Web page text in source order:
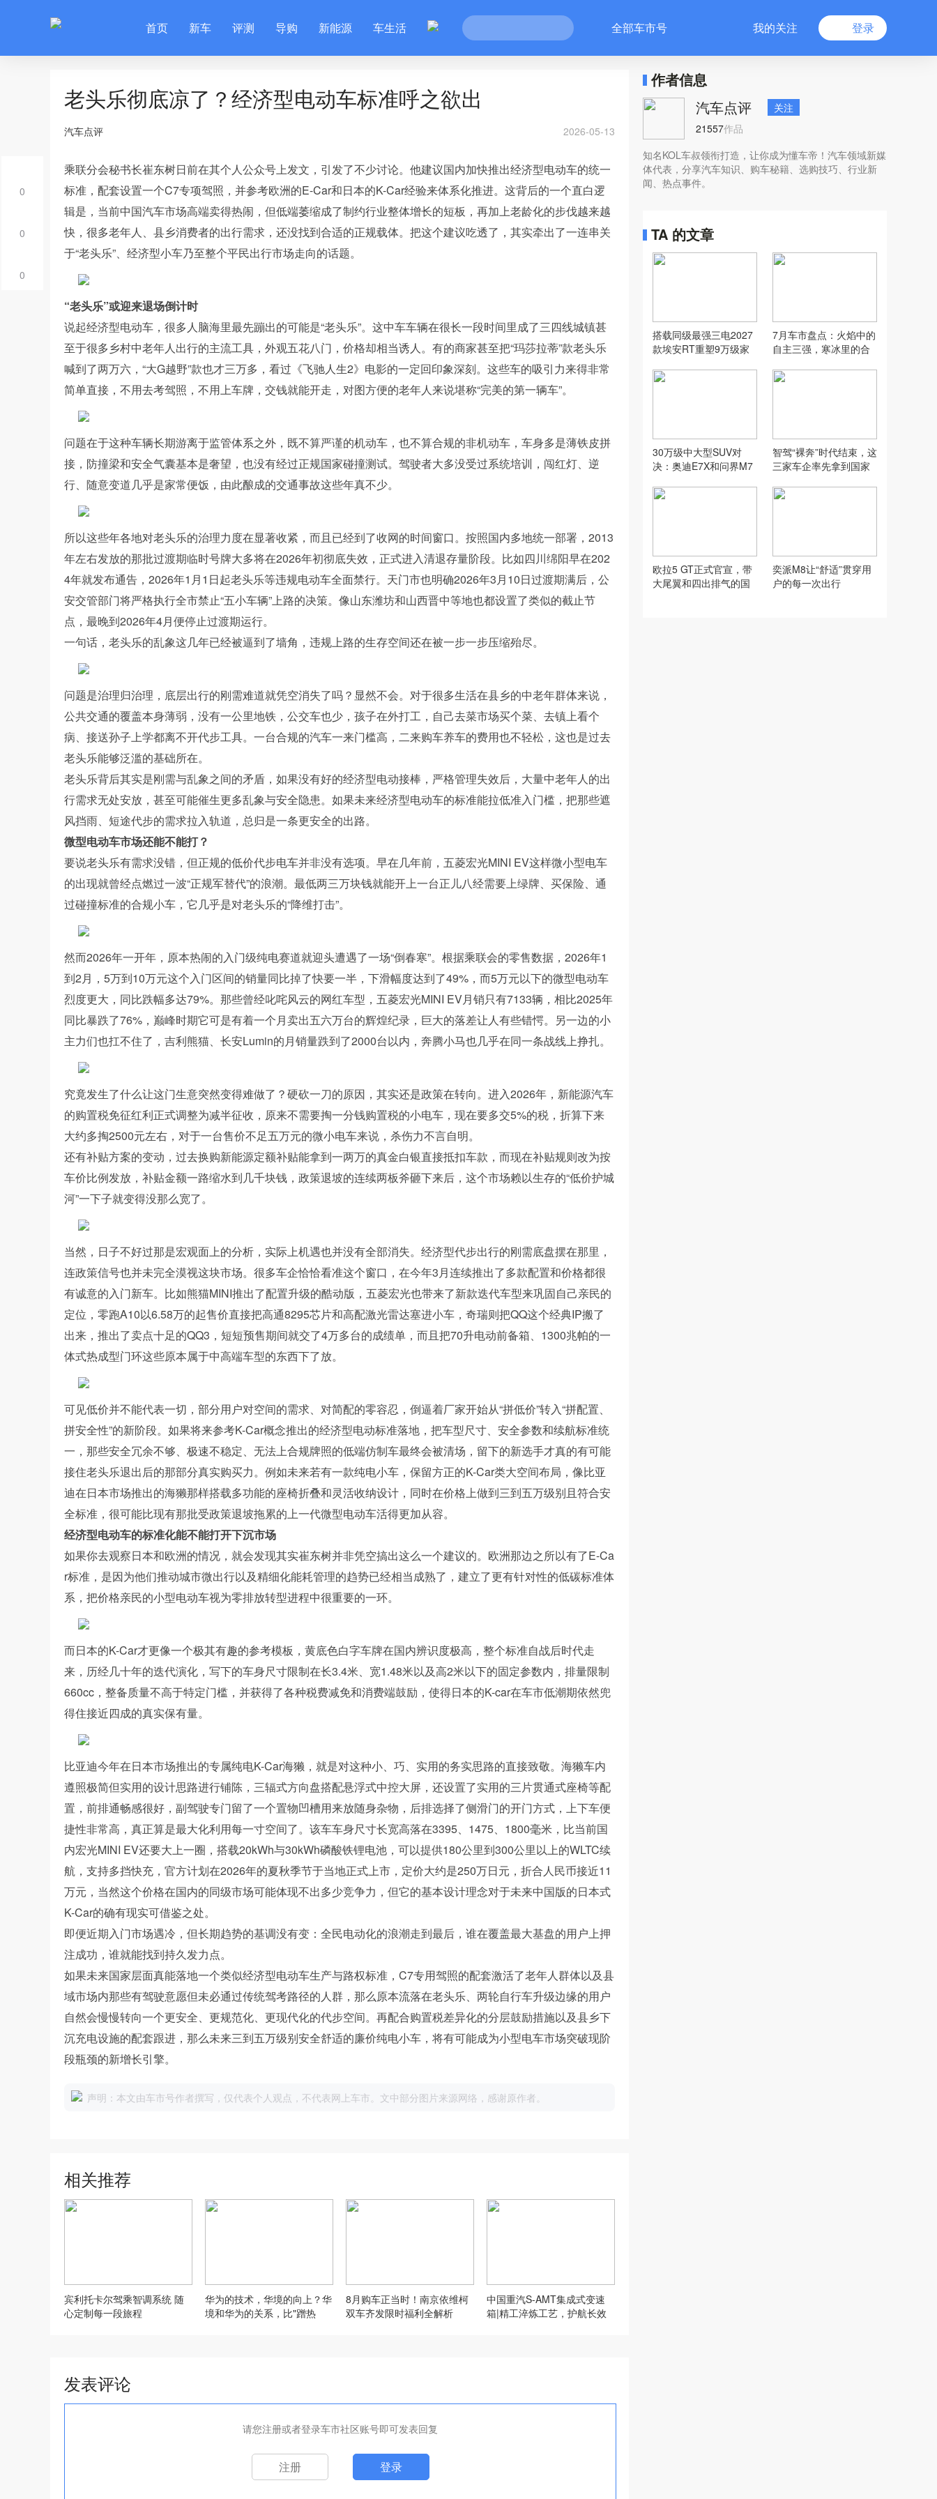
首页 新车 评测 导购 新能源 车生活 全部车市号 我的关注 登录
0
0
0
老头乐彻底凉了？经济型电动车标准呼之欲出
汽车点评 2026-05-13
乘联分会秘书长崔东树日前在其个人公众号上发文，引发了不少讨论。他建议国内加快推出经济型电动车的统一
标准，配套设置一个C7专项驾照，并参考欧洲的E-Car和日本的K-Car经验来体系化推进。这背后的一个直白逻
辑是，当前中国汽车市场高端卖得热闹，但低端萎缩成了制约行业整体增长的短板，再加上老龄化的步伐越来越
快，很多老年人、县乡消费者的出行需求，还没找到合适的正规载体。把这个建议吃透了，其实牵出了一连串关
于“老头乐”、经济型小车乃至整个平民出行市场走向的话题。
“老头乐”或迎来退场倒计时
说起经济型电动车，很多人脑海里最先蹦出的可能是“老头乐”。这中车车辆在很长一段时间里成了三四线城镇甚
至于很多乡村中老年人出行的主流工具，外观五花八门，价格却相当诱人。有的商家甚至把“玛莎拉蒂”款老头乐
喊到了两万六，“大G越野”款也才三万多，看过《飞驰人生2》电影的一定回印象深刻。这些车的吸引力来得非常
简单直接，不用去考驾照，不用上车牌，交钱就能开走，对图方便的老年人来说堪称“完美的第一辆车”。
问题在于这种车辆长期游离于监管体系之外，既不算严谨的机动车，也不算合规的非机动车，车身多是薄铁皮拼
接，防撞梁和安全气囊基本是奢望，也没有经过正规国家碰撞测试。驾驶者大多没受过系统培训，闯红灯、逆
行、随意变道几乎是家常便饭，由此酿成的交通事故这些年真不少。
所以这些年各地对老头乐的治理力度在显著收紧，而且已经到了收网的时间窗口。按照国内多地统一部署，2013
年左右发放的那批过渡期临时号牌大多将在2026年初彻底失效，正式进入清退存量阶段。比如四川绵阳早在202
4年就发布通告，2026年1月1日起老头乐等违规电动车全面禁行。天门市也明确2026年3月10日过渡期满后，公
安交管部门将严格执行全市禁止“五小车辆”上路的决策。像山东潍坊和山西晋中等地也都设置了类似的截止节
点，最晚到2026年4月便停止过渡期运行。
一句话，老头乐的乱象这几年已经被逼到了墙角，违规上路的生存空间还在被一步一步压缩殆尽。
问题是治理归治理，底层出行的刚需难道就凭空消失了吗？显然不会。对于很多生活在县乡的中老年群体来说，
公共交通的覆盖本身薄弱，没有一公里地铁，公交车也少，孩子在外打工，自己去菜市场买个菜、去镇上看个
病、接送孙子上学都离不开代步工具。一台合规的汽车一来门槛高，二来购车养车的费用也不轻松，这也是过去
老头乐能够泛滥的基础所在。
老头乐背后其实是刚需与乱象之间的矛盾，如果没有好的经济型电动接棒，严格管理失效后，大量中老年人的出
行需求无处安放，甚至可能催生更多乱象与安全隐患。如果未来经济型电动车的标准能拉低准入门槛，把那些遮
风挡雨、短途代步的需求拉入轨道，总归是一条更安全的出路。
微型电动车市场还能不能打？
要说老头乐有需求没错，但正规的低价代步电车并非没有选项。早在几年前，五菱宏光MINI EV这样微小型电车
的出现就曾经点燃过一波“正规军替代”的浪潮。最低两三万块钱就能开上一台正儿八经需要上绿牌、买保险、通
过碰撞标准的合规小车，它几乎是对老头乐的“降维打击”。
然而2026年一开年，原本热闹的入门级纯电赛道就迎头遭遇了一场“倒春寒”。根据乘联会的零售数据，2026年1
到2月，5万到10万元这个入门区间的销量同比掉了快要一半，下滑幅度达到了49%，而5万元以下的微型电动车
烈度更大，同比跌幅多达79%。那些曾经叱咤风云的网红车型，五菱宏光MINI EV月销只有7133辆，相比2025年
同比暴跌了76%，巅峰时期它可是有着一个月卖出五六万台的辉煌纪录，巨大的落差让人有些错愕。另一边的小
主力们也扛不住了，吉利熊猫、长安Lumin的月销量跌到了2000台以内，奔腾小马也几乎在同一条战线上挣扎。
究竟发生了什么让这门生意突然变得难做了？硬砍一刀的原因，其实还是政策在转向。进入2026年，新能源汽车
的购置税免征红利正式调整为减半征收，原来不需要掏一分钱购置税的小电车，现在要多交5%的税，折算下来
大约多掏2500元左右，对于一台售价不足五万元的微小电车来说，杀伤力不言自明。
还有补贴方案的变动，过去换购新能源定额补贴能拿到一两万的真金白银直接抵扣车款，而现在补贴规则改为按
车价比例发放，补贴金额一路缩水到几千块钱，政策退坡的连续两板斧砸下来后，这个市场赖以生存的“低价护城
河”一下子就变得没那么宽了。
当然，日子不好过那是宏观面上的分析，实际上机遇也并没有全部消失。经济型代步出行的刚需底盘摆在那里，
连政策信号也并未完全漠视这块市场。很多车企恰恰看准这个窗口，在今年3月连续推出了多款配置和价格都很
有诚意的入门新车。比如熊猫MINI推出了配置升级的酷动版，五菱宏光也带来了新款迭代车型来巩固自己亲民的
定位，零跑A10以6.58万的起售价直接把高通8295芯片和高配激光雷达塞进小车，奇瑞则把QQ这个经典IP搬了
出来，推出了卖点十足的QQ3，短短预售期间就交了4万多台的成绩单，而且把70升电动前备箱、1300兆帕的一
体式热成型门环这些原本属于中高端车型的东西下了放。
可见低价并不能代表一切，部分用户对空间的需求、对简配的零容忍，倒逼着厂家开始从“拼低价”转入“拼配置、
拼安全性”的新阶段。如果将来参考K-Car概念推出的经济型电动标准落地，把车型尺寸、安全参数和续航标准统
一，那些安全冗余不够、极速不稳定、无法上合规牌照的低端仿制车最终会被清场，留下的新选手才真的有可能
接住老头乐退出后的那部分真实购买力。例如未来若有一款纯电小车，保留方正的K-Car类大空间布局，像比亚
迪在日本市场推出的海獭那样搭载多功能的座椅折叠和灵活收纳设计，同时在价格上做到三到五万级别且符合安
全标准，很可能比现有那批受政策退坡拖累的上一代微型电动车活得更加从容。
经济型电动车的标准化能不能打开下沉市场
如果你去观察日本和欧洲的情况，就会发现其实崔东树并非凭空搞出这么一个建议的。欧洲那边之所以有了E-Ca
r标准，是因为他们推动城市微出行以及精细化能耗管理的趋势已经相当成熟了，建立了更有针对性的低碳标准体
系，把价格亲民的小型电动车视为零排放转型进程中很重要的一环。
而日本的K-Car才更像一个极其有趣的参考模板，黄底色白字车牌在国内辨识度极高，整个标准自战后时代走
来，历经几十年的迭代演化，写下的车身尺寸限制在长3.4米、宽1.48米以及高2米以下的固定参数内，排量限制
660cc，整备质量不高于特定门槛，并获得了各种税费减免和消费端鼓励，使得日本的K-car在车市低潮期依然兜
得住接近四成的真实保有量。
比亚迪今年在日本市场推出的专属纯电K-Car海獭，就是对这种小、巧、实用的务实思路的直接致敬。海獭车内
遵照极简但实用的设计思路进行铺陈，三辐式方向盘搭配悬浮式中控大屏，还设置了实用的三片贯通式座椅等配
置，前排通畅感很好，副驾驶专门留了一个置物凹槽用来放随身杂物，后排选择了侧滑门的开门方式，上下车便
捷性非常高，真正算是最大化利用每一寸空间了。该车车身尺寸长宽高落在3395、1475、1800毫米，比当前国
内宏光MINI EV还要大上一圈，搭载20kWh与30kWh磷酸铁锂电池，可以提供180公里到300公里以上的WLTC续
航，支持多挡快充，官方计划在2026年的夏秋季节于当地正式上市，定价大约是250万日元，折合人民币接近11
万元，当然这个价格在国内的同级市场可能体现不出多少竞争力，但它的基本设计理念对于未来中国版的日本式
K-Car的确有现实可借鉴之处。
即便近期入门市场遇冷，但长期趋势的基调没有变：全民电动化的浪潮走到最后，谁在覆盖最大基盘的用户上押
注成功，谁就能找到持久发力点。
如果未来国家层面真能落地一个类似经济型电动车生产与路权标准，C7专用驾照的配套激活了老年人群体以及县
域市场内那些有驾驶意愿但未必通过传统驾考路径的人群，那么原本流落在老头乐、两轮自行车升级边缘的用户
自然会慢慢转向一个更安全、更规范化、更现代化的代步空间。再配合购置税差异化的分层鼓励措施以及县乡下
沉充电设施的配套跟进，那么未来三到五万级别安全舒适的廉价纯电小车，将有可能成为小型电车市场突破现阶
段瓶颈的新增长引擎。
声明：本文由车市号作者撰写，仅代表个人观点，不代表网上车市。文中部分图片来源网络，感谢原作者。
相关推荐
宾利托卡尔驾乘智调系统 随
心定制每一段旅程
华为的技术，华境的向上？华
境和华为的关系，比"蹭热
8月购车正当时！南京依维柯
双车齐发限时福利全解析
中国重汽S-AMT集成式变速
箱|精工淬炼工艺，护航长效
发表评论
请您注册或者登录车市社区账号即可发表回复
注册 登录
作者信息
汽车点评
关注
21557作品
知名KOL车叔领衔打造，让你成为懂车帝！汽车领域新媒
体代表，分享汽车知识、购车秘籍、选购技巧、行业新
闻、热点事件。
TA 的文章
搭载同级最强三电2027
款埃安RT重塑9万级家
7月车市盘点：火焰中的
自主三强，寒冰里的合
30万级中大型SUV对
决：奥迪E7X和问界M7
智驾“裸奔”时代结束，这
三家车企率先拿到国家
欧拉5 GT正式官宣，带
大尾翼和四出排气的国
奕派M8让“舒适”贯穿用
户的每一次出行